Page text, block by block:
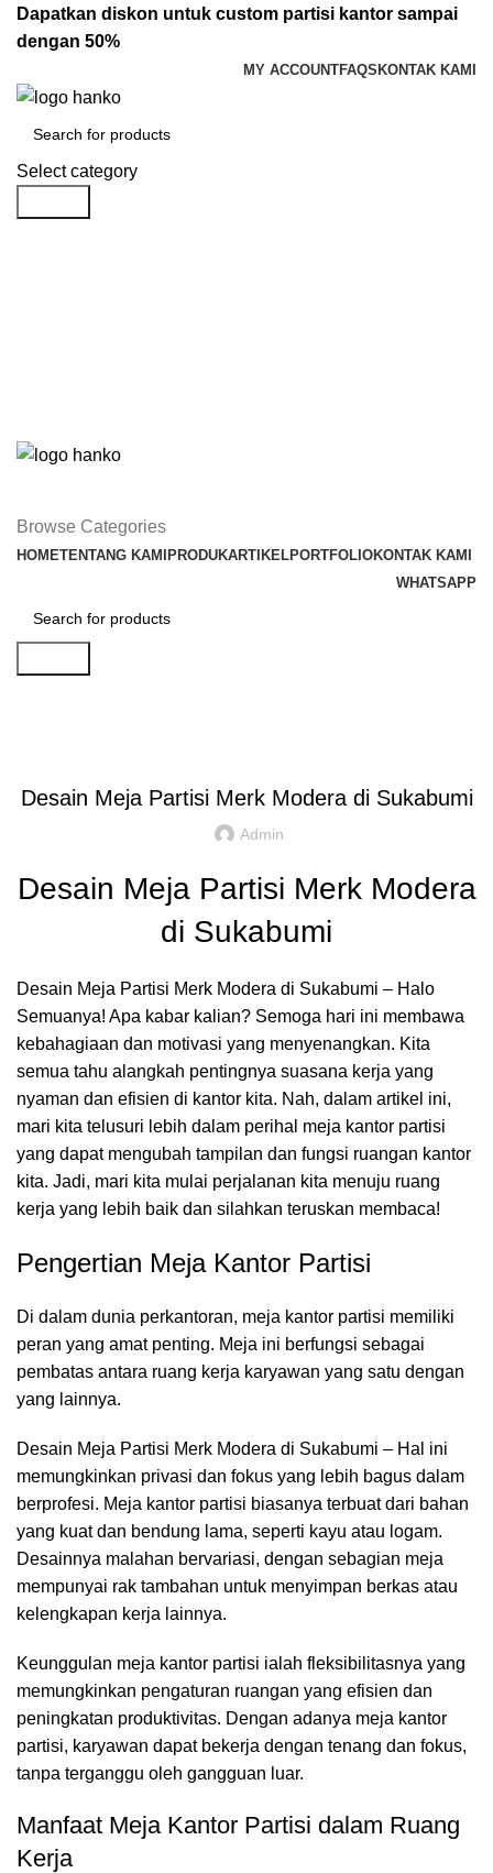
Dapatkan diskon untuk custom partisi kantor sampai
dengan 50%
MY ACCOUNTFAQS KONTAK KAMI
Select category
Browse Categories
HOMETENTANG KAMIPRODUKARTIKELPORTFOLIOKONTAK KAMI
WHATSAPP
Desain Meja Partisi Merk Modera di Sukabumi
Admin
Desain Meja Partisi Merk Modera
di Sukabumi
Desain Meja Partisi Merk Modera di Sukabumi – Halo
Semuanya! Apa kabar kalian? Semoga hari ini membawa
kebahagiaan dan motivasi yang menyenangkan. Kita
semua tahu alangkah pentingnya suasana kerja yang
nyaman dan efisien di kantor kita. Nah, dalam artikel ini,
mari kita telusuri lebih dalam perihal meja kantor partisi
yang dapat mengubah tampilan dan fungsi ruangan kantor
kita. Jadi, mari kita mulai perjalanan kita menuju ruang
kerja yang lebih baik dan silahkan teruskan membaca!
Pengertian Meja Kantor Partisi
Di dalam dunia perkantoran, meja kantor partisi memiliki
peran yang amat penting. Meja ini berfungsi sebagai
pembatas antara ruang kerja karyawan yang satu dengan
yang lainnya.
Desain Meja Partisi Merk Modera di Sukabumi – Hal ini
memungkinkan privasi dan fokus yang lebih bagus dalam
berprofesi. Meja kantor partisi biasanya terbuat dari bahan
yang kuat dan bendung lama, seperti kayu atau logam.
Desainnya malahan bervariasi, dengan sebagian meja
mempunyai rak tambahan untuk menyimpan berkas atau
kelengkapan kerja lainnya.
Keunggulan meja kantor partisi ialah fleksibilitasnya yang
memungkinkan pengaturan ruangan yang efisien dan
peningkatan produktivitas. Dengan adanya meja kantor
partisi, karyawan dapat bekerja dengan tenang dan fokus,
tanpa terganggu oleh gangguan luar.
Manfaat Meja Kantor Partisi dalam Ruang
Kerja